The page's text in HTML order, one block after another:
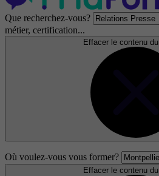
Que recherchez-vous?
métier, certification...
Effacer le contenu
Où voulez-vous vous former?
Effacer le contenu